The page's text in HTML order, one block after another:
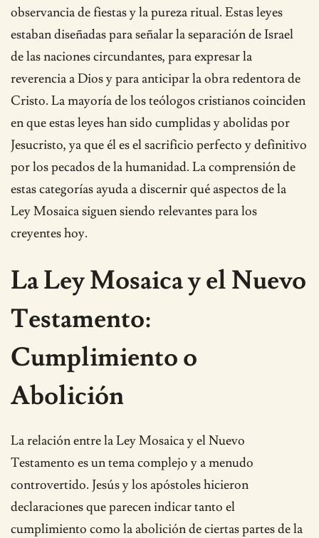
observancia de fiestas y la pureza ritual. Estas leyes
estaban diseñadas para señalar la separación de Israel
de las naciones circundantes, para expresar la
reverencia a Dios y para anticipar la obra redentora de
Cristo. La mayoría de los teólogos cristianos coinciden
en que estas leyes han sido cumplidas y abolidas por
Jesucristo, ya que él es el sacrificio perfecto y definitivo
por los pecados de la humanidad. La comprensión de
estas categorías ayuda a discernir qué aspectos de la
Ley Mosaica siguen siendo relevantes para los
creyentes hoy.
La Ley Mosaica y el Nuevo
Testamento:
Cumplimiento o
Abolición
La relación entre la Ley Mosaica y el Nuevo
Testamento es un tema complejo y a menudo
controvertido. Jesús y los apóstoles hicieron
declaraciones que parecen indicar tanto el
cumplimiento como la abolición de ciertas partes de la